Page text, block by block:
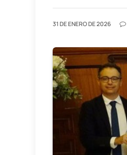
31 DE ENERO DE 2026